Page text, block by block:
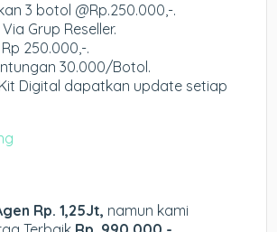
3 botol @Rp.250.000,-.
Grup Reseller.
250.000,-.
30.000/Botol.
Digital dapatkan update setiap
Rp. 1,25Jt, namun kami